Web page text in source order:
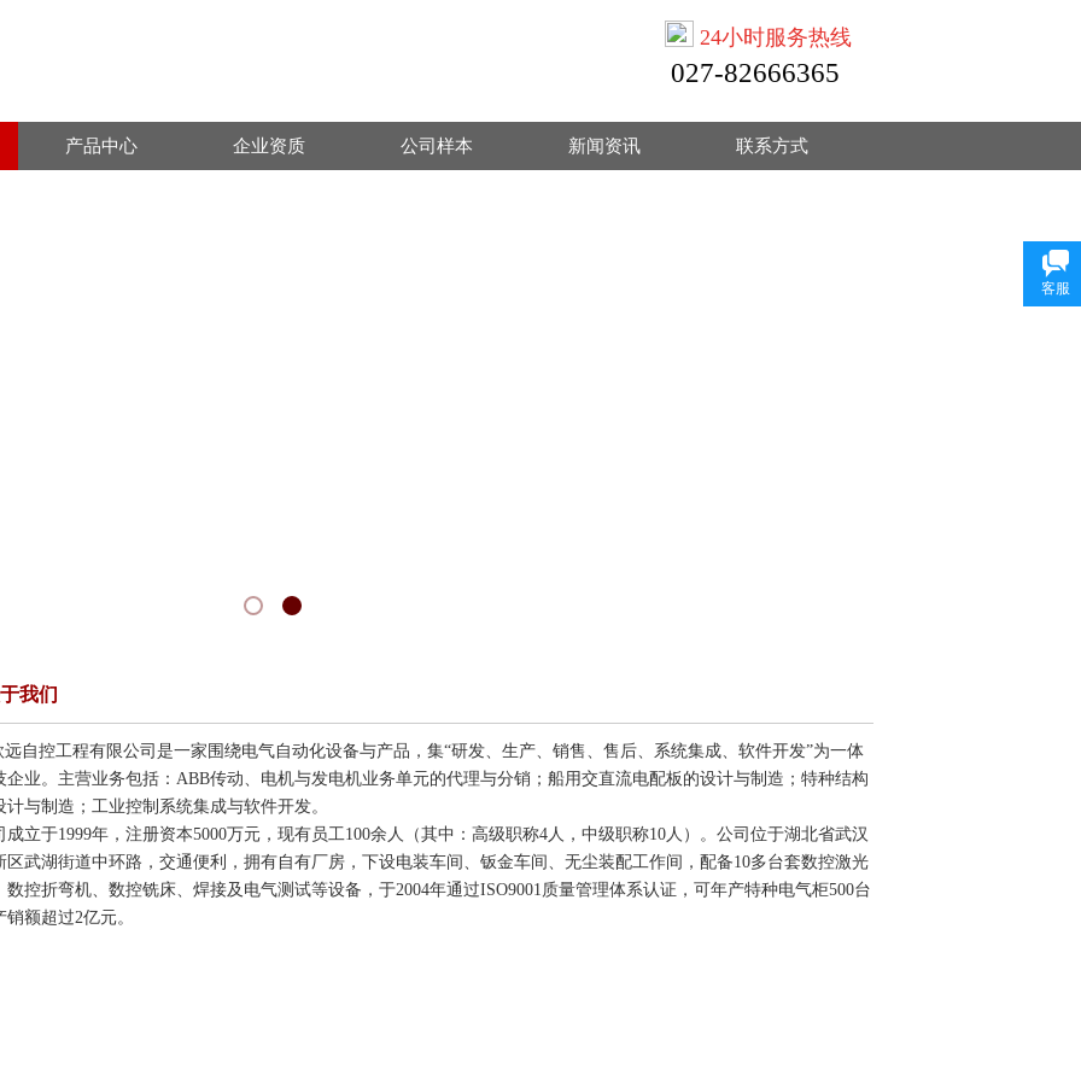
24小时服务热线
027-82666365
产品中心 企业资质 公司样本 新闻资讯 联系方式
我们
远自控工程有限公司是一家围绕电气自动化设备与产品，集“研发、生产、销售、售后、系统集成、软件开发”为一体
企业。主营业务包括：ABB传动、电机与发电机业务单元的代理与分销；船用交直流电配板的设计与制造；特种结构
计与制造；工业控制系统集成与软件开发。
成立于1999年，注册资本5000万元，现有员工100余人（其中：高级职称4人，中级职称10人）。公司位于湖北省武汉
区武湖街道中环路，交通便利，拥有自有厂房，下设电装车间、钣金车间、无尘装配工作间，配备10多台套数控激光
数控折弯机、数控铣床、焊接及电气测试等设备，于2004年通过ISO9001质量管理体系认证，可年产特种电气柜500台
销额超过2亿元。
客服